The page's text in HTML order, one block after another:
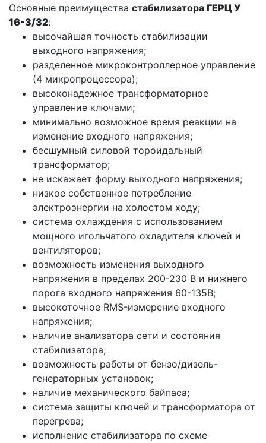
Основные преимущества стабилизатора ГЕРЦ У
16-3/32:
высочайшая точность стабилизации
выходного напряжения;
разделенное микроконтроллерное управление
(4 микропроцессора);
высоконадежное трансформаторное
управление ключами;
минимально возможное время реакции на
изменение входного напряжения;
бесшумный силовой тороидальный
трансформатор;
не искажает форму выходного напряжения;
низкое собственное потребление
электроэнергии на холостом ходу;
система охлаждения с использованием
мощного игольчатого охладителя ключей и
вентиляторов;
возможность изменения выходного
напряжения в пределах 200-230 В и нижнего
порога входного напряжения 60-135В;
высокоточное RMS-измерение входного
напряжения;
наличие анализатора сети и состояния
стабилизатора;
возможность работы от бензо/дизель-
генераторных установок;
наличие механического байпаса;
система защиты ключей и трансформатора от
перегрева;
исполнение стабилизатора по схеме